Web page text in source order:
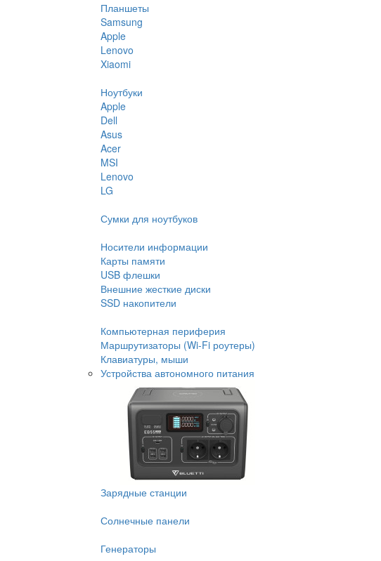
Планшеты
Samsung
Apple
Lenovo
Xiaomi
Ноутбуки
Apple
Dell
Asus
Acer
MSI
Lenovo
LG
Сумки для ноутбуков
Носители информации
Карты памяти
USB флешки
Внешние жесткие диски
SSD накопители
Компьютерная периферия
Маршрутизаторы (Wi-Fi роутеры)
Клавиатуры, мыши
Устройства автономного питания
Зарядные станции
Солнечные панели
Генераторы